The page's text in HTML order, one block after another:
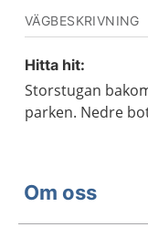
VÄGBESKRIVNING
Hitta hit:
Storstugan
parken. Nedre
Om oss